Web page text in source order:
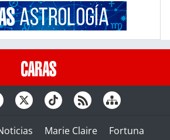
Marie Claire
Fortuna